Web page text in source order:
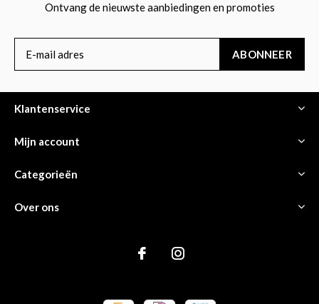
Ontvang de nieuwste aanbiedingen en promoties
ABONNEER
Klantenservice
Mijn account
Categorieën
Over ons